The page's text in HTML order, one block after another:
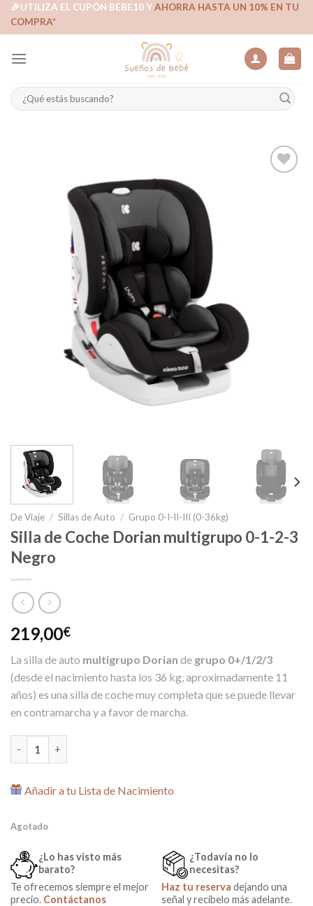
Skip🎉UTILIZA EL CUPÓN BEBE10 YAHORRA HASTA UN 10% EN TU
COMPRA*
Buscar
por:
De Viaje / Sillas de Auto / Grupo 0-I-II-III (0-36kg)
Silla de Coche Dorian multigrupo 0-1-2-3
Negro
219,00€
La silla de auto multigrupo Dorian de grupo 0+/1/2/3
(desde el nacimiento hasta los 36 kg, aproximadamente 11
años) es una silla de coche muy completa que se puede llevar
en contramarcha y a favor de marcha.
Añadir a tu Lista de Nacimiento
Agotado
¿Lo has visto más
barato?
Te ofrecemos siempre el mejor
precio. Contáctanos
¿Todavía no lo
necesitas?
Haz tu reserva dejando una
señal y recíbelo más adelante.